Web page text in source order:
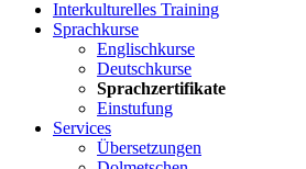
Interkulturelles Training
Sprachkurse
Englischkurse
Deutschkurse
Sprachzertifikate
Einstufung
Services
Übersetzungen